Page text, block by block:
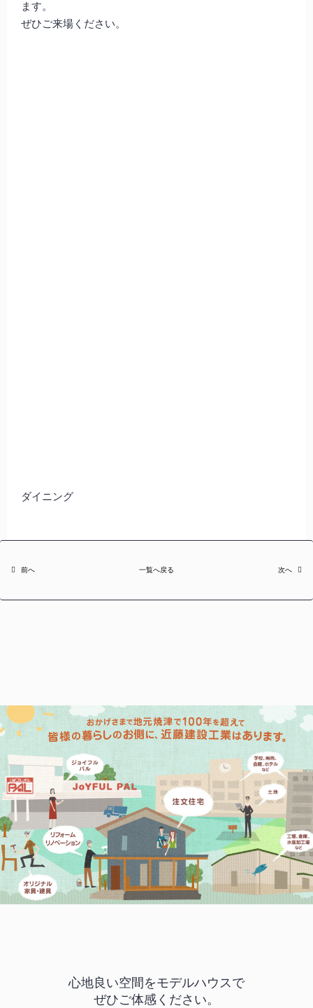
ます。
ぜひご来場ください。
ダイニング
前へ 一覧へ戻る 次へ
心地良い空間をモデルハウスで
ぜひご体感ください。